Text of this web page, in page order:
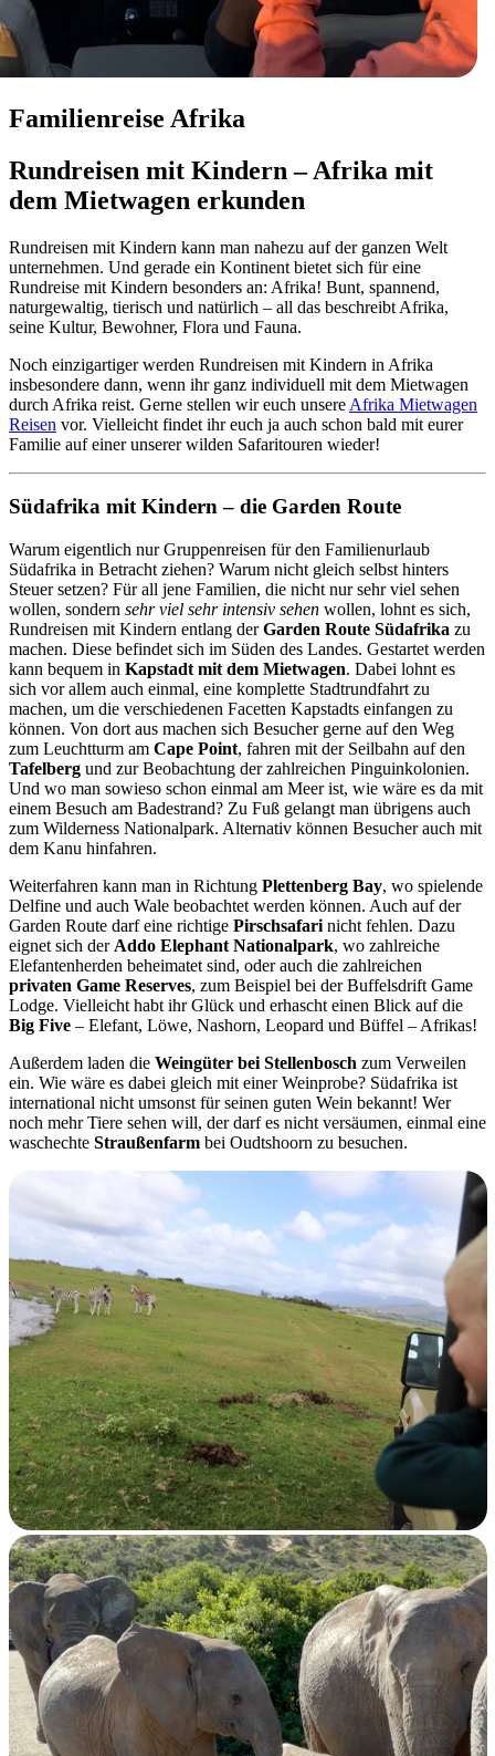
Familienreise Afrika
Rundreisen mit Kindern – Afrika mit
dem Mietwagen erkunden
Rundreisen mit Kindern kann man nahezu auf der ganzen Welt
unternehmen. Und gerade ein Kontinent bietet sich für eine
Rundreise mit Kindern besonders an: Afrika! Bunt, spannend,
naturgewaltig, tierisch und natürlich – all das beschreibt Afrika,
seine Kultur, Bewohner, Flora und Fauna.
Noch einzigartiger werden Rundreisen mit Kindern in Afrika
insbesondere dann, wenn ihr ganz individuell mit dem Mietwagen
durch Afrika reist. Gerne stellen wir euch unsere Afrika Mietwagen
Reisen vor. Vielleicht findet ihr euch ja auch schon bald mit eurer
Familie auf einer unserer wilden Safaritouren wieder!
Südafrika mit Kindern – die Garden Route
Warum eigentlich nur Gruppenreisen für den Familienurlaub
Südafrika in Betracht ziehen? Warum nicht gleich selbst hinters
Steuer setzen? Für all jene Familien, die nicht nur sehr viel sehen
wollen, sondern sehr viel sehr intensiv sehen wollen, lohnt es sich,
Rundreisen mit Kindern entlang derGarden Route Südafrika zu
machen. Diese befindet sich im Süden des Landes. Gestartet werden
kann bequem in Kapstadt mit dem Mietwagen. Dabei lohnt es
sich vor allem auch einmal, eine komplette Stadtrundfahrt zu
machen, um die verschiedenen Facetten Kapstadts einfangen zu
können. Von dort aus machen sich Besucher gerne auf den Weg
zum Leuchtturm am Cape Point, fahren mit der Seilbahn auf den
Tafelberg und zur Beobachtung der zahlreichen Pinguinkolonien.
Und wo man sowieso schon einmal am Meer ist, wie wäre es da mit
einem Besuch am Badestrand? Zu Fuß gelangt man übrigens auch
zum Wilderness Nationalpark. Alternativ können Besucher auch mit
dem Kanu hinfahren.
Weiterfahren kann man in Richtung Plettenberg Bay, wo spielende
Delfine und auch Wale beobachtet werden können. Auch auf der
Garden Route darf eine richtige Pirschsafari nicht fehlen. Dazu
eignet sich der Addo Elephant Nationalpark, wo zahlreiche
Elefantenherden beheimatet sind, oder auch die zahlreichen
privaten Game Reserves, zum Beispiel bei der Buffelsdrift Game
Lodge. Vielleicht habt ihr Glück und erhascht einen Blick auf die
Big Five – Elefant, Löwe, Nashorn, Leopard und Büffel – Afrikas!
Außerdem laden die Weingüter bei Stellenbosch zum Verweilen
ein. Wie wäre es dabei gleich mit einer Weinprobe? Südafrika ist
international nicht umsonst für seinen guten Wein bekannt! Wer
noch mehr Tiere sehen will, der darf es nicht versäumen, einmal eine
waschechte Straußenfarm bei Oudtshoorn zu besuchen.